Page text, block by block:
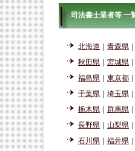
司法書士業者等 一
北海道 青森県
秋田県
宮城県
福島県
東京都
千葉県
埼玉県
栃木県
群馬県
長野県
山梨県
石川県
福井県